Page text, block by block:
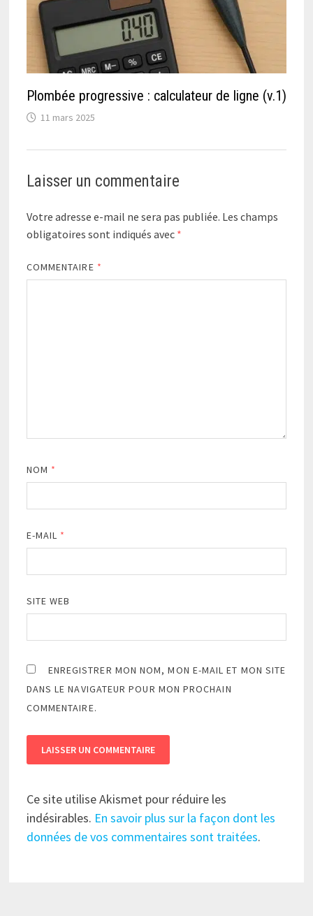
Plombée progressive : calculateur de ligne (v.1)
11 mars 2025
Laisser un commentaire
Votre adresse e-mail ne sera pas publiée. Les champs
obligatoires sont indiqués avec *
COMMENTAIRE *
NOM *
E-MAIL *
SITE WEB
ENREGISTRER MON NOM, MON E-MAIL ET MON SITE
DANS LE NAVIGATEUR POUR MON PROCHAIN
COMMENTAIRE.
Ce site utilise Akismet pour réduire les
indésirables. En savoir plus sur la façon dont les
données de vos commentaires sont traitées.